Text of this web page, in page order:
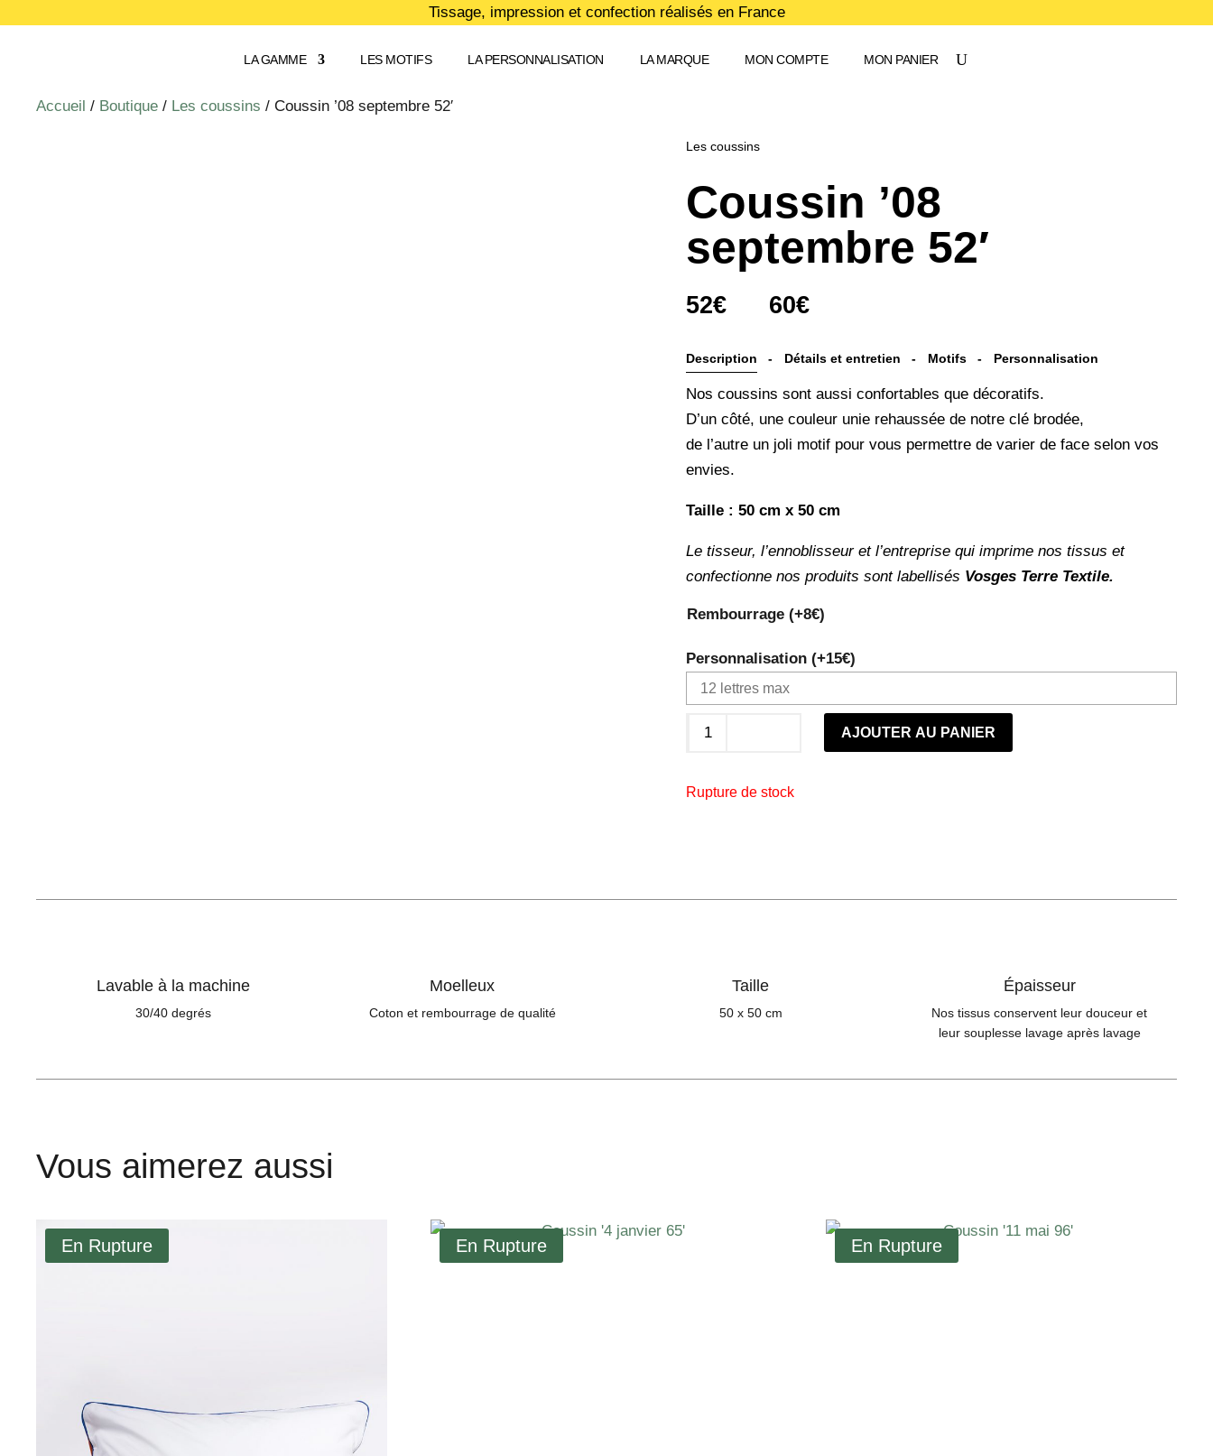
Tissage, impression et confection réalisés en France
LA GAMME LES MOTIFS LA PERSONNALISATION LA MARQUE MON COMPTE MON PANIER
Accueil / Boutique / Les coussins / Coussin ’08 septembre 52′
Les coussins
Coussin ’08
septembre 52′
52€ 60€Plage
prix :
à
60€
Description Détails et entretien Motifs Personnalisation
Nos coussins sont aussi confortables que décoratifs.
D’un côté, une couleur unie rehaussée de notre clé brodée,
de l’autre un joli motif pour vous permettre de varier de face selon vos
envies.
Taille : 50 cm x 50 cm
Le tisseur, l’ennoblisseur et l’entreprise qui imprime nos tissus et
confectionne nos produits sont labellisés Vosges Terre Textile.
Rembourrage (+8€)
Personnalisation
quantité
'08
AJOUTER AU PANIER
Rupture de stock
Lavable à la machine
30/40 degrés
Moelleux
Coton et rembourrage de qualité
Taille
50 x 50 cm
Épaisseur
Nos tissus conservent leur douceur et
leur souplesse lavage après lavage
Vous aimerez aussi